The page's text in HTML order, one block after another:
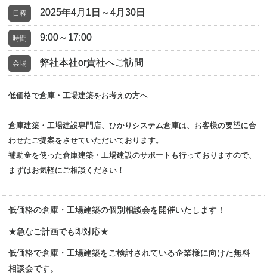
日程 2025年4月1日～4月30日
時間 9:00～17:00
会場 弊社本社or貴社へご訪問
低価格で倉庫・工場建築をお考えの方へ
倉庫建築・工場建設専門店、ひかりシステム倉庫は、お客様の要望に合
わせたご提案をさせていただいております。
補助金を使った倉庫建築・工場建設のサポートも行っておりますので、
まずはお気軽にご相談ください！
低価格の倉庫・工場建築の個別相談会を開催いたします！
★急なご計画でも即対応★
低価格で倉庫・工場建築をご検討されている企業様に向けた無料
相談会です。